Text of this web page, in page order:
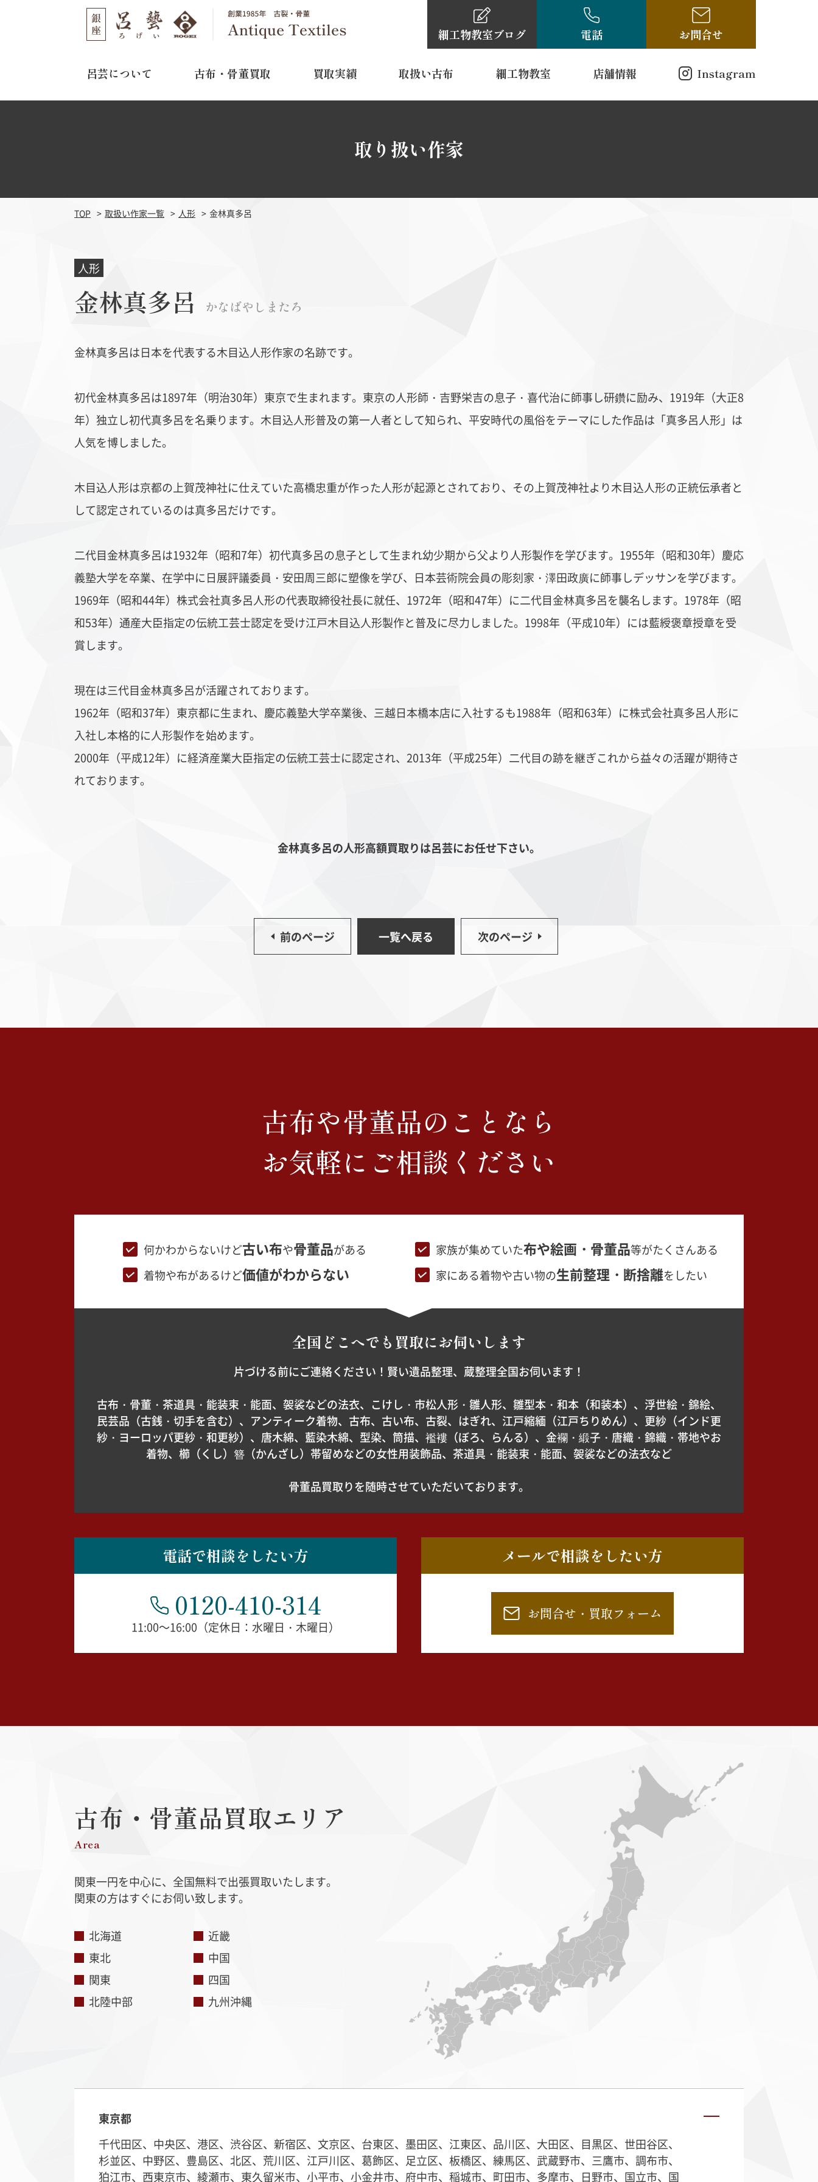
細工物教室ブログ 電話
定休日
水曜日・木曜日
TEL
お問合せ
呂芸について 古布・骨董買取
よくある質問
買取実績 取扱い古布
丹波布 ヨーロッパ更紗 藍染 インド更紗 縮緬
細工物教室 店舗情報 Instagram
取り扱い作家
TOP 取扱い作家一覧 人形 金林真多呂
人形
金林真多呂 かなばやしまたろ
金林真多呂は日本を代表する木目込人形作家の名跡です。
初代金林真多呂は1897年（明治30年）東京で生まれます。東京の人形師・吉野栄吉の息子・喜代治に師事し研鑽に励み、1919年（大正8
年）独立し初代真多呂を名乗ります。木目込人形普及の第一人者として知られ、平安時代の風俗をテーマにした作品は「真多呂人形」は
人気を博しました。
木目込人形は京都の上賀茂神社に仕えていた高橋忠重が作った人形が起源とされており、その上賀茂神社より木目込人形の正統伝承者と
して認定されているのは真多呂だけです。
二代目金林真多呂は1932年（昭和7年）初代真多呂の息子として生まれ幼少期から父より人形製作を学びます。1955年（昭和30年）慶応
義塾大学を卒業、在学中に日展評議委員・ 安田周三郎に塑像を学び、日本芸術院会員の彫刻家・ 澤田政廣に師事しデッサンを学びます。
1969年（昭和44年）株式会社真多呂人形の代表取締役社長に就任、1972年（昭和47年）に二代目金林真多呂を襲名します。1978年（昭
和53年）通産大臣指定の伝統工芸士認定を受け江戸木目込人形製作と普及に尽力しました。1998年（平成10年）には藍綬褒章授章を受
賞します。
現在は三代目金林真多呂が活躍されております。
1962年（昭和37年）東京都に生まれ、慶応義塾大学卒業後、三越日本橋本店に入社するも1988年（昭和63年）に株式会社真多呂人形に
入社し本格的に人形製作を始めます。
2000年（平成12年）に経済産業大臣指定の伝統工芸士に認定され、2013年（平成25年）二代目の跡を継ぎこれから益々の活躍が期待さ
れております。
金林真多呂の人形高額買取りは呂芸にお任せ下さい。
前のページ 一覧へ戻る 次のページ
古布や骨董品のことなら
お気軽にご相談ください
何かわからないけど古い布や骨董品がある 家族が集めていた布や絵画・骨董品等がたくさんある
着物や布があるけど価値がわからない 家にある着物や古い物の生前整理・断捨離をしたい
全国どこへでも 買取にお伺いします
片づける前にご連絡ください！賢い遺品整理、蔵整理全国お伺います！
古布・骨董・茶道具・能装束・能面、袈裟などの法衣、こけし・市松人形・雛人形、雛型本・和本（和装本）、浮世絵・錦絵、
民芸品（古銭・切手を含む）、アンティーク着物、古布、古い布、古裂、はぎれ、江戸縮緬（江戸ちりめん）、更紗（インド更
紗・ヨーロッパ更紗・和更紗）、唐木綿、藍染木綿、型染、筒描、襤褸（ぼろ、らんる）、金襴・緞子・唐織・錦織・帯地やお
着物、櫛（くし）簪（かんざし）帯留めなどの女性用装飾品、茶道具・能装束・能面、袈裟などの法衣など
骨董品買取りを随時させていただいております。
電話で相談をしたい方
0120-410-314
11:00～16:00（定休日：水曜日・木曜日）
メールで相談をしたい方
お問合せ・買取フォーム
古布・骨董品買取エリア
Area
関東一円を中心に、全国無料で出張買取いたします。
関東の方はすぐにお伺い致します。
北海道
東北
関東
北陸中部
近畿
中国
四国
九州沖縄
東京都
千代田区、中央区、港区、渋谷区、新宿区、文京区、台東区、墨田区、江東区、品川区、大田区、目黒区、世田谷区、
杉並区、中野区、豊島区、北区、荒川区、江戸川区、葛飾区、足立区、板橋区、練馬区、武蔵野市、三鷹市、調布市、
狛江市、西東京市、綾瀬市、東久留米市、小平市、小金井市、府中市、稲城市、町田市、多摩市、日野市、国立市、国